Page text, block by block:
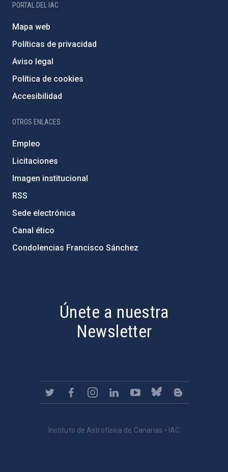
PORTAL DEL IAC
Mapa web
Políticas de privacidad
Aviso legal
Política de cookies
Accesibilidad
OTROS ENLACES
Empleo
Licitaciones
Imagen institucional
RSS
Sede electrónica
Canal ético
Condolencias Francisco Sánchez
Únete a nuestra
Newsletter
Instituto de Astrofísica de Canarias • IAC